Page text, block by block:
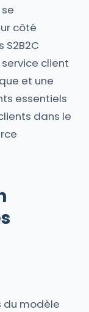
côté
client
et une
essentiels
dans le
du modèle